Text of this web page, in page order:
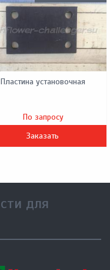
Пластина установочная
По запросу
Заказать
для